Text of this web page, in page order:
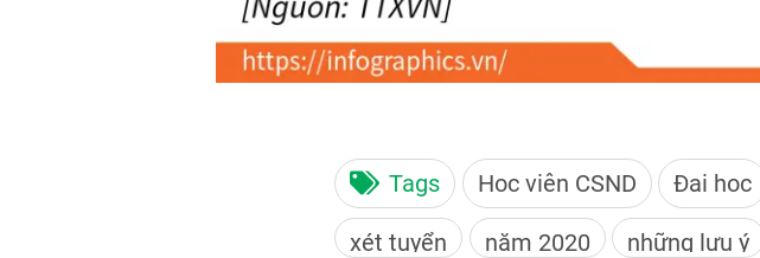
Tags Học viện CSND Đại học
xét tuyển năm 2020 những lưu ý